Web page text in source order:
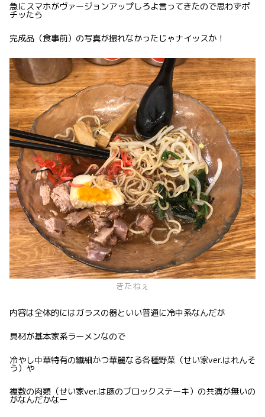
急にスマホがヴァージョンアップしろよ言ってきたので思わずポ
チッたら
完成品（食事前）の写真が撮れなかったじゃナイッスか！
きたねぇ
内容は全体的にはガラスの器といい普通に冷中系なんだが
具材が基本家系ラーメンなので
冷やし中華特有の繊細かつ華麗なる各種野菜（せい家ver.はれんそ
う）や
複数の肉類（せい家ver.は豚のブロックステーキ）の共演が無いの
がなんだかなー